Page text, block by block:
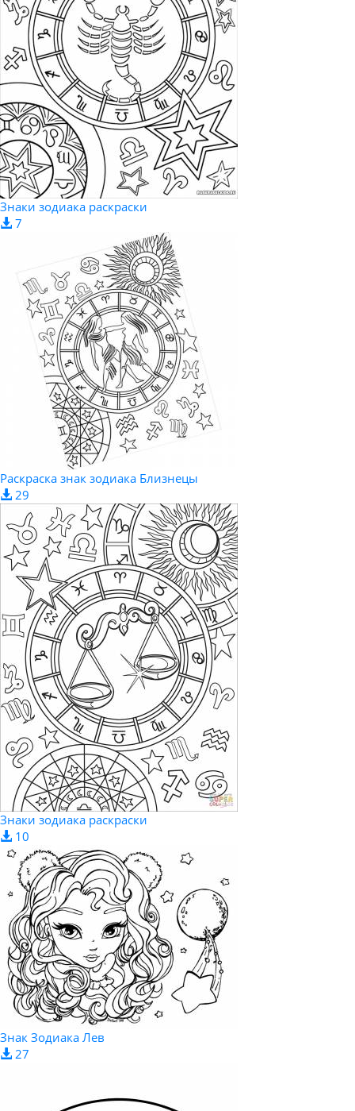
Знаки зодиака раскраски
7
Раскраска знак зодиака Близнецы
29
Знаки зодиака раскраски
10
Знак Зодиака Лев
27